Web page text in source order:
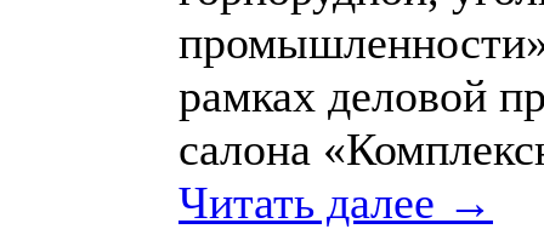
рамках деловой
салона
Читать далее →